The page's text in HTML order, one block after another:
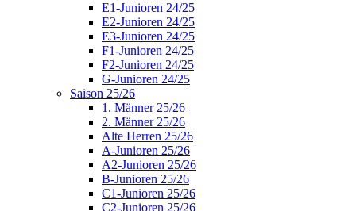
E1-Junioren 24/25
E2-Junioren 24/25
E3-Junioren 24/25
F1-Junioren 24/25
F2-Junioren 24/25
G-Junioren 24/25
Saison 25/26
1. Männer 25/26
2. Männer 25/26
Alte Herren 25/26
A-Junioren 25/26
A2-Junioren 25/26
B-Junioren 25/26
C1-Junioren 25/26
C2-Junioren 25/26